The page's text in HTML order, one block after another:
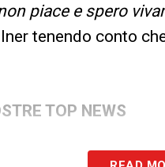
piace e spero
tenendo conto
TOP NEWS